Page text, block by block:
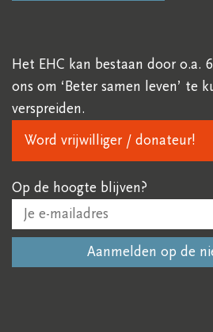
Het EHC kan bestaan door o.a.
ons om ‘Beter samen leven’ te
verspreiden.
Word vrijwilliger / donateur!
Op de hoogte blijven?